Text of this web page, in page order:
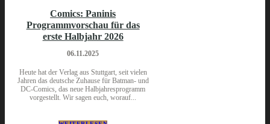
Comics: Paninis
Programmvorschau für das
erste Halbjahr 2026
06.11.2025
Heute hat der Verlag aus Stuttgart, seit vielen
Jahren das deutsche Zuhause für Batman- und
DC-Comics, das neue Halbjahresprogramm
vorgestellt. Wir sagen euch, worauf...